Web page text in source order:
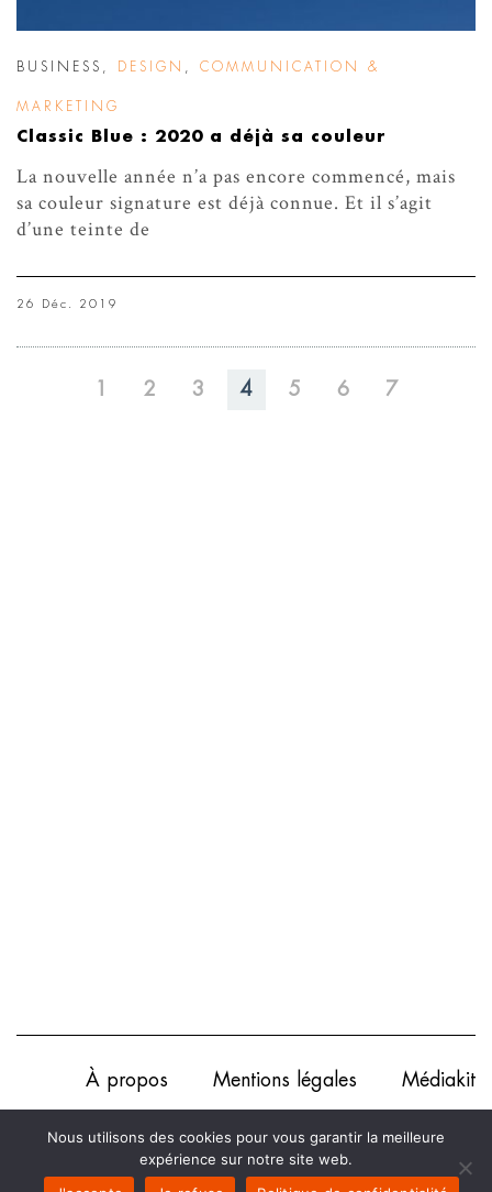
BUSINESS DESIGN COMMUNICATION &
MARKETING
Classic Blue : 2020 a déjà sa couleur
La nouvelle année n’a pas encore commencé, mais
sa couleur signature est déjà connue. Et il s’agit
d’une teinte de
26 Déc. 2019
1 2 3 4 5 6 7
À propos Mentions légales Médiakit
Contact Politique de confidentialité
Nous utilisons des cookies pour vous garantir la meilleure
expérience sur notre site web.